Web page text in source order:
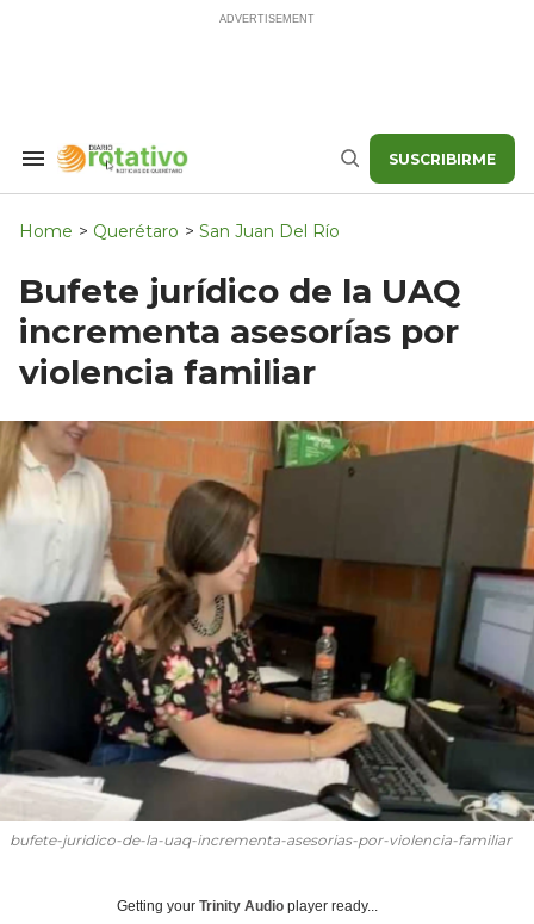
Search
Navigation
Buscar SUSCRIBIRME
Home > Querétaro > San Juan Del Río
Bufete jurídico de la UAQ
incrementa asesorías por
violencia familiar
bufete-juridico-de-la-uaq-incrementa-asesorias-por-violencia-familiar
Getting your Trinity Audio player ready...